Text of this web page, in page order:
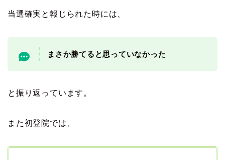
当選確実と報じられた時には、
まさか勝てると思っていなかった
と振り返っています。
また初登院では、